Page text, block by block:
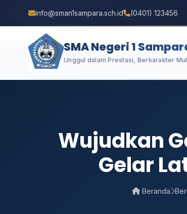
info@sman1sampara.sch.id (0401) 123456
SMA Negeri 1
Unggul dalam Prestasi, Berkarakter
Wujudkan
Gelar
Beranda